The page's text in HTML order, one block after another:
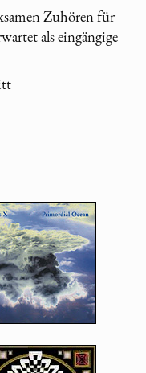
Zuhören für
als eingängige